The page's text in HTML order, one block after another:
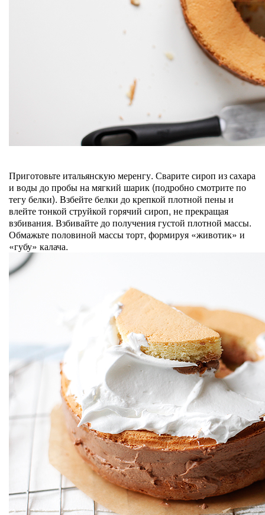
Приготовьте итальянскую меренгу. Сварите сироп из сахара
и воды до пробы на мягкий шарик (подробно смотрите по
тегу белки). Взбейте белки до крепкой плотной пены и
влейте тонкой струйкой горячий сироп, не прекращая
взбивания. Взбивайте до получения густой плотной массы.
Обмажьте половиной массы торт, формируя «животик» и
«губу» калача.